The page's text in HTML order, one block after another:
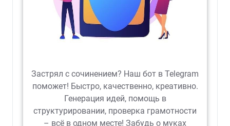
Застрял с сочинением? Наш бот в Telegram
поможет! Быстро, качественно, креативно.
Генерация идей, помощь в
структурировании, проверка грамотности
– всё в одном месте! Забудь о муках